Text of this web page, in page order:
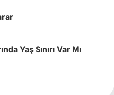
Yaş Sınırı Var Mı